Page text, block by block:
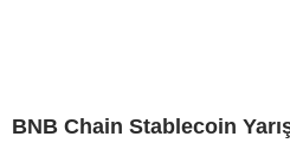
BNB Chain Stablecoin